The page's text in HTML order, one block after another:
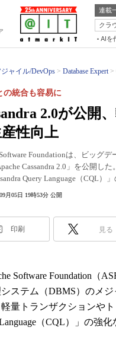
連載
クラ
AIを
ジャイル/DevOps Database Expert
2.0が公開
性向上
の統合も容易に
Foundationは、ビッグ
Cassandra 2.0」を公開し
Query Language（CQL）
月05日 19時53分 公開
印刷 見る
Software Foundation（
ステム（DBMS）のメジ
軽量トランザクションや
（CQL）」の強